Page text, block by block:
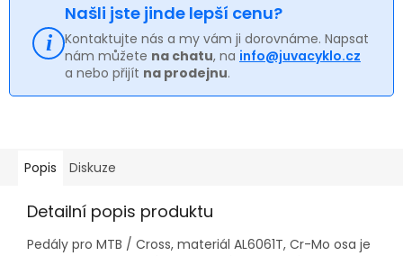
Našli jste jinde lepší cenu?
Kontaktujte nás a my vám ji dorovnáme. Napsat
nám můžete na chatu, na info@juvacyklo.cz
a nebo přijít na prodejnu.
Popis Diskuze
Detailní popis produktu
Pedály pro MTB / Cross, materiál AL6061T, Cr-Mo osa je